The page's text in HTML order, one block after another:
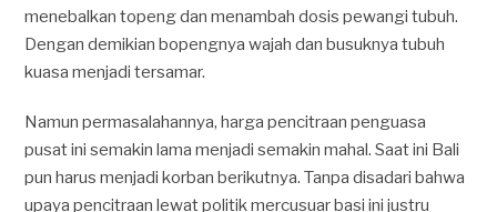
menebalkan topeng dan menambah dosis pewangi tubuh.
Dengan demikian bopengnya wajah dan busuknya tubuh
kuasa menjadi tersamar.
Namun permasalahannya, harga pencitraan penguasa
pusat ini semakin lama menjadi semakin mahal. Saat ini Bali
pun harus menjadi korban berikutnya. Tanpa disadari bahwa
upaya pencitraan lewat politik mercusuar basi ini justru